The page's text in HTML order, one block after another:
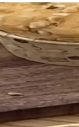
ve
detaylı